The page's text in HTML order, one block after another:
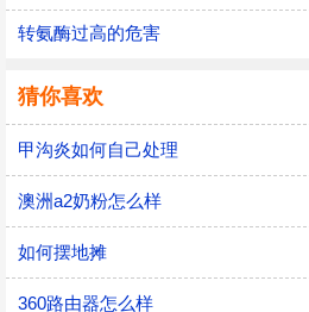
转氨酶过高的危害
猜你喜欢
甲沟炎如何自己处理
澳洲a2奶粉怎么样
如何摆地摊
360路由器怎么样